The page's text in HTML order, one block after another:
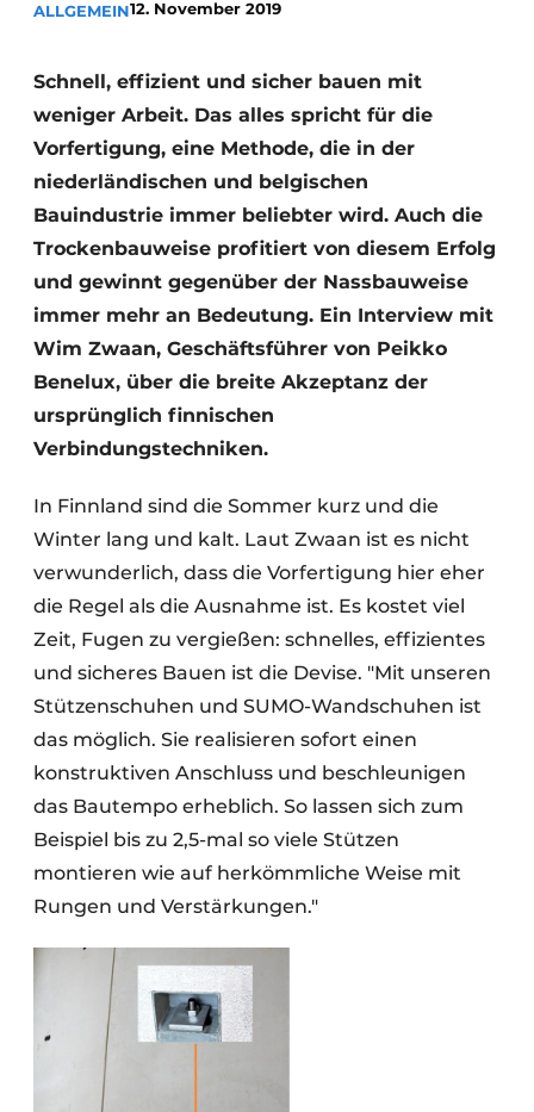
Ein Stellenangebot registrieren
Videos
ALLGEMEIN12. November 2019
Schnell, effizient und sicher bauen mit
weniger Arbeit. Das alles spricht für die
Vorfertigung, eine Methode, die in der
niederländischen und belgischen
Bauindustrie immer beliebter wird. Auch die
Trockenbauweise profitiert von diesem Erfolg
und gewinnt gegenüber der Nassbauweise
immer mehr an Bedeutung. Ein Interview mit
Wim Zwaan, Geschäftsführer von Peikko
Benelux, über die breite Akzeptanz der
ursprünglich finnischen
Verbindungstechniken.
In Finnland sind die Sommer kurz und die
Winter lang und kalt. Laut Zwaan ist es nicht
verwunderlich, dass die Vorfertigung hier eher
die Regel als die Ausnahme ist. Es kostet viel
Zeit, Fugen zu vergießen: schnelles, effizientes
und sicheres Bauen ist die Devise. "Mit unseren
Stützenschuhen und SUMO-Wandschuhen ist
das möglich. Sie realisieren sofort einen
konstruktiven Anschluss und beschleunigen
das Bautempo erheblich. So lassen sich zum
Beispiel bis zu 2,5-mal so viele Stützen
montieren wie auf herkömmliche Weise mit
Rungen und Verstärkungen."